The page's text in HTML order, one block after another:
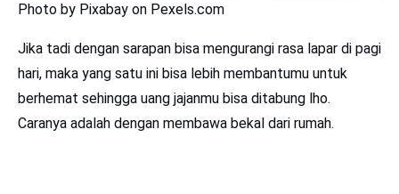
Photo by Pixabay on Pexels.com
Jika tadi dengan sarapan bisa mengurangi rasa lapar di pagi
hari, maka yang satu ini bisa lebih membantumu untuk
berhemat sehingga uang jajanmu bisa ditabung lho.
Caranya adalah dengan membawa bekal dari rumah.